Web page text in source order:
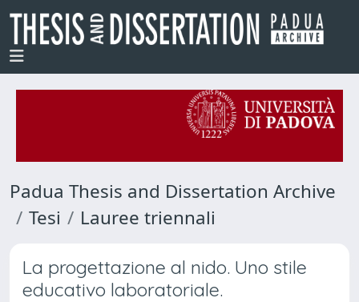
Padua Thesis and Dissertation Archive
Tesi
Lauree triennali
La progettazione al nido. Uno stile
educativo laboratoriale.